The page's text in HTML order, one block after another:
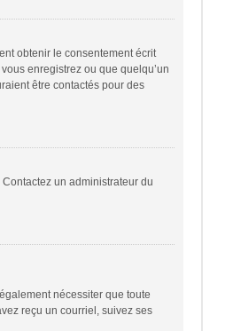
obtenir le consentement écrit
enregistrez ou que quelqu’un
être contactés pour des
un administrateur du
nécessiter que toute
reçu un courriel, suivez ses